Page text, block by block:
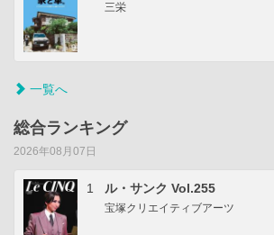
三栄
一覧へ
総合ランキング
2026年08月07日
1 ル・サンク Vol.255
宝塚クリエイティブアーツ